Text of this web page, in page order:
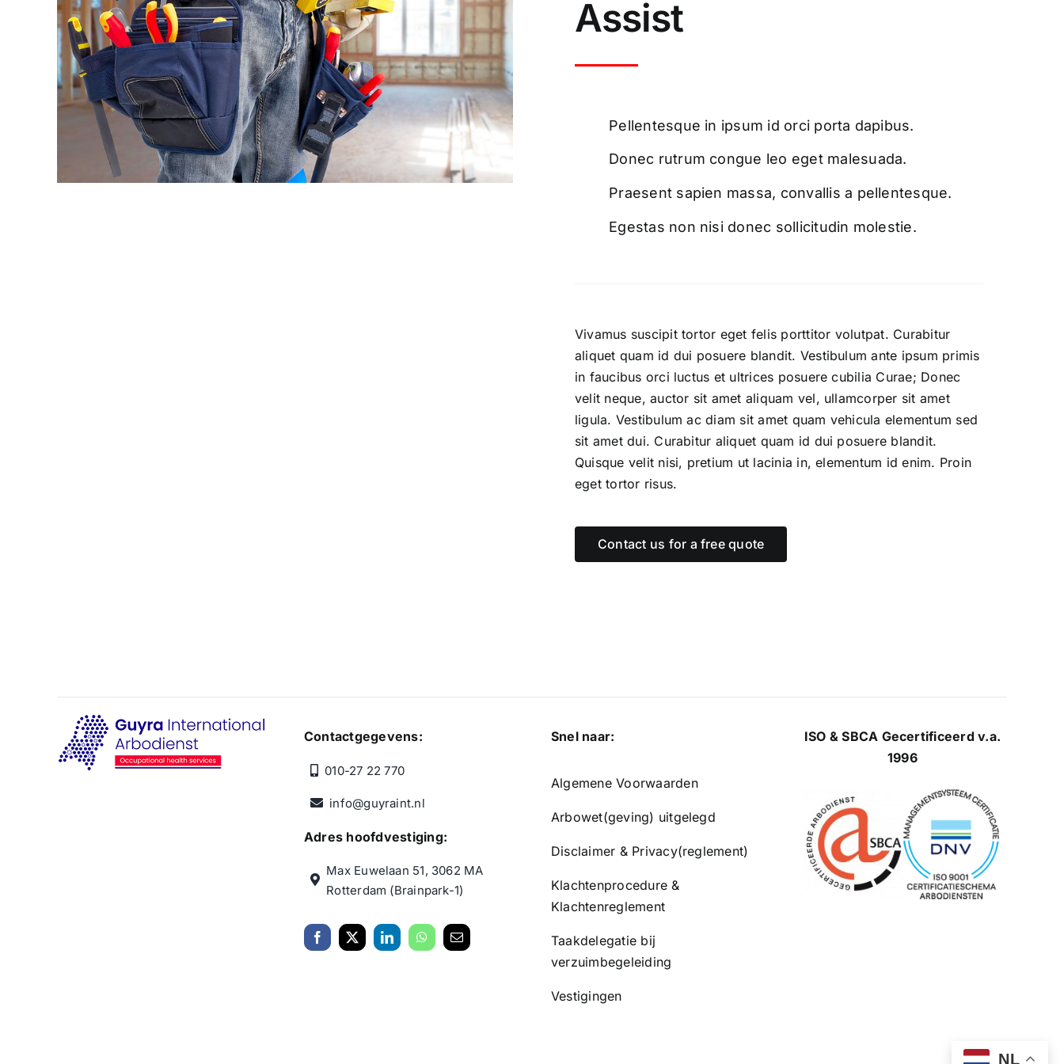
Assist
Pellentesque in ipsum id orci porta dapibus.
Donec rutrum congue leo eget malesuada.
Praesent sapien massa, convallis a pellentesque.
Egestas non nisi donec sollicitudin molestie.
Vivamus suscipit tortor eget felis porttitor volutpat. Curabitur
aliquet quam id dui posuere blandit. Vestibulum ante ipsum primis
in faucibus orci luctus et ultrices posuere cubilia Curae; Donec
velit neque, auctor sit amet aliquam vel, ullamcorper sit amet
ligula. Vestibulum ac diam sit amet quam vehicula elementum sed
sit amet dui. Curabitur aliquet quam id dui posuere blandit.
Quisque velit nisi, pretium ut lacinia in, elementum id enim. Proin
eget tortor risus.
Contact us for a free quote
Contactgegevens:
010-27 22 770
info@guyraint.nl
Adres hoofdvestiging:
Max Euwelaan 51, 3062 MA
Rotterdam (Brainpark-1)
Snel naar:
Algemene Voorwaarden
Arbowet(geving) uitgelegd
Disclaimer & Privacy(reglement)
Klachtenprocedure &
Klachtenreglement
Taakdelegatie bij
verzuimbegeleiding
Vestigingen
ISO & SBCA Gecertificeerd v.a.
1996
NL